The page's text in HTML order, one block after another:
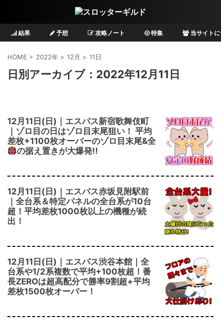
結果 予想 攻略ノート 特集 当サイト
HOME > 2022年 > 12月 > 11日
日別アーカイブ：2022年12月11日
12月11日(日)｜エスパス新宿歌舞伎町
｜ゾロ目の日はゾロ目末尾狙い！ 平均
差枚+1100枚オーバーのゾロ目末尾&全
の据え置きが大爆発!!
12月11日(日)｜エスパス赤坂見附駅前
｜全台系＆特定パネルの全台系が10台
超！平均差枚1000枚以上の機種が続
出！
12月11日(日)｜エスパス渋谷本館｜全
台系や1/2系複数で平均+100枚超！番
長ZEROは超高配分で勝率9割超+平均
差枚1500枚オーバー！